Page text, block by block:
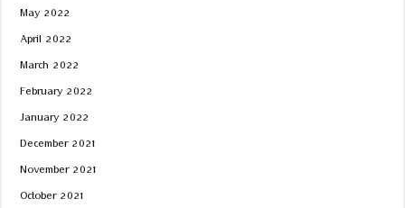
May 2022
April 2022
March 2022
February 2022
January 2022
December 2021
November 2021
October 2021